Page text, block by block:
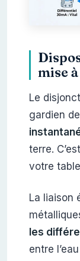
mise
Le
gardien
terre.
votre
La liaison
les
entre